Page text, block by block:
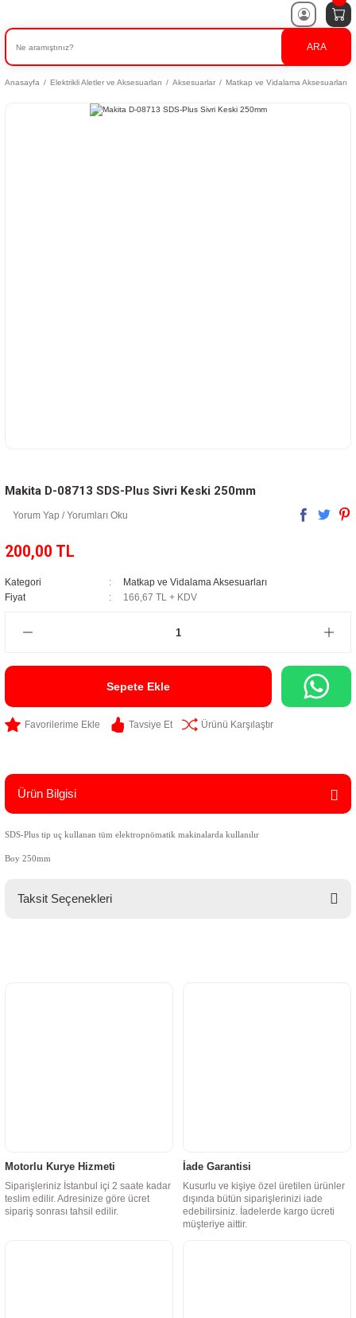
ARA
Anasayfa Elektrikli Aletler ve Aksesuarları Aksesuarlar Matkap ve Vidalama Aksesuarları
Makita D-08713 SDS-Plus Sivri Keski 250mm
Yorum Yap / Yorumları Oku
200,00 TL
Kategori
Matkap ve Vidalama Aksesuarları
Fiyat
166,67 TL + KDV
Sepete Ekle
Tavsiye Et Ürünü Karşılaştır
Ürün Bilgisi
SDS-Plus tip uç kullanan tüm elektropnömatik makinalarda kullanılır
Boy 250mm
Taksit Seçenekleri
Motorlu Kurye Hizmeti
Siparişleriniz İstanbul içi 2 saate kadar
teslim edilir. Adresinize göre ücret
sipariş sonrası tahsil edilir.
İade Garantisi
Kusurlu ve kişiye özel üretilen ürünler
dışında bütün siparişlerinizi iade
edebilirsiniz. İadelerde kargo ücreti
müşteriye aittir.